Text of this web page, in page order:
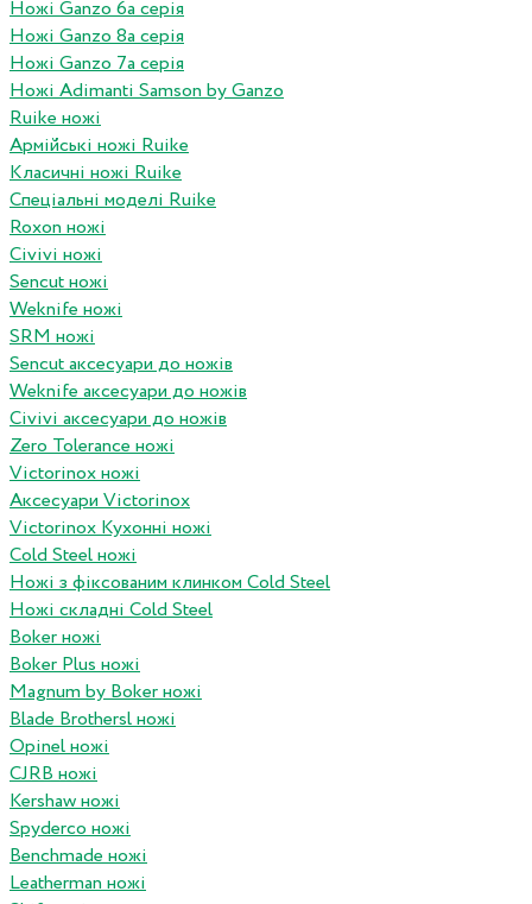
Ножі Ganzo 6а серія
Ножі Ganzo 8а серія
Ножі Ganzo 7а серія
Ножі Adimanti Samson by Ganzo
Ruike ножі
Армійські ножі Ruike
Класичні ножі Ruike
Спеціальні моделі Ruike
Roxon ножi
Civivi ножі
Sencut ножі
Weknife ножі
SRM ножі
Sencut аксесуари до ножів
Weknife аксесуари до ножів
Civivi аксесуари до ножів
Zero Tolerance ножі
Victorinox ножі
Аксесуари Victorinox
Victorinox Кухонні ножі
Cold Steel ножі
Ножі з фіксованим клинком Cold Steel
Ножі складні Cold Steel
Boker ножі
Boker Plus ножі
Magnum by Boker ножі
Blade Brothersl ножі
Opinel ножі
CJRB ножі
Kershaw ножі
Spyderco ножі
Benchmade ножі
Leatherman ножі